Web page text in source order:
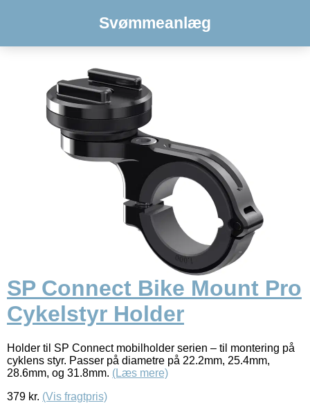
Svømmeanlæg
SP Connect Bike Mount Pro
Cykelstyr Holder
Holder til SP Connect mobilholder serien – til montering på
cyklens styr. Passer på diametre på 22.2mm, 25.4mm,
28.6mm, og 31.8mm. (Læs mere)
379 kr. (Vis fragtpris)